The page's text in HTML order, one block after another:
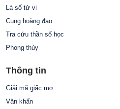
Lá số tử vi
Cung hoàng đạo
Tra cứu thần số học
Phong thủy
Thông tin
Giải mã giấc mơ
Văn khấn